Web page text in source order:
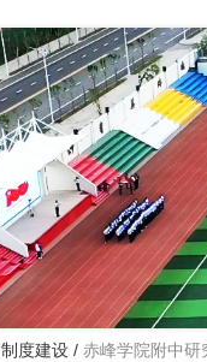
制度建设 / 赤峰学院附中研